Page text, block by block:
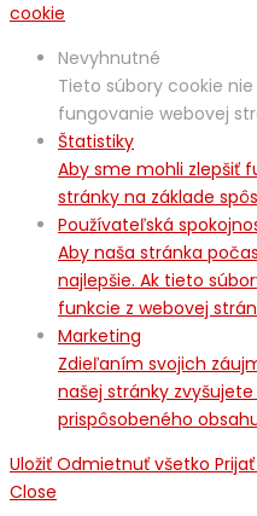
cookie
Nevyhnutné
Tieto súbory cookie
fungovanie webovej
Štatistiky
Aby sme mohli zlepšiť
stránky na základe
Používateľská
Aby naša stránka
najlepšie. Ak tieto
funkcie z webovej
Marketing
Zdieľaním svojich
našej stránky
prispôsobeného
Uložiť Odmietnuť všetko
Close